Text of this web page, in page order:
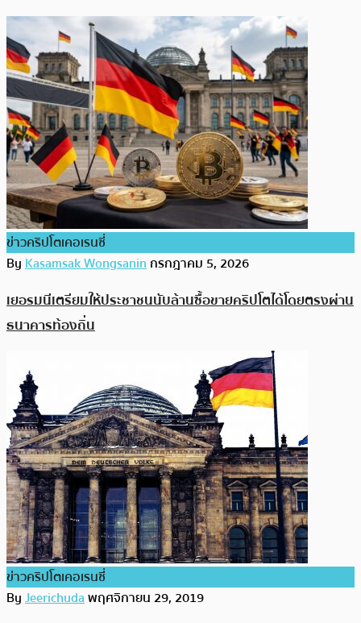
ข่าวคริปโตเคอเรนซี่
ByKasamsak Wongsaninกรกฎาคม 5, 2026
เยอรมนีเตรียมให้ประชาชนนับล้านซื้อขายคริปโตได้โดยตรงผ่าน
ธนาคารท้องถิ่น
ข่าวคริปโตเคอเรนซี่
ByJeerichudaพฤศจิกายน 29, 2019